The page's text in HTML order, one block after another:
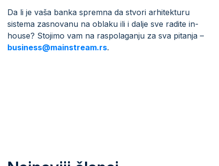
Da li je vaša banka spremna da stvori arhitekturu
sistema zasnovanu na oblaku ili i dalje sve radite in-
house? Stojimo vam na raspolaganju za sva pitanja –
business@mainstream.rs.